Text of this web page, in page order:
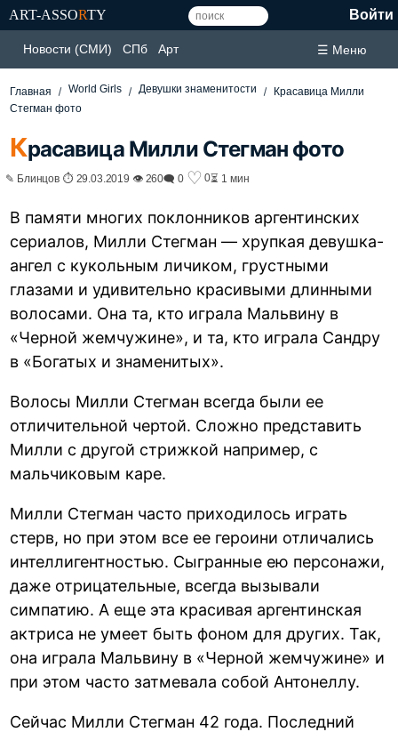
ART-ASSORTY Войти
Новости (СМИ) СПб Арт ☰ Меню
Главная World Girls Девушки знаменитости
Красавица Милли
Стегман фото
Красавица Милли Стегман фото
✎ Блинцов ⏱ 29.03.2019 👁 260🗨 0 ♡ 0⏳ 1 мин
В памяти многих поклонников аргентинских
сериалов, Милли Стегман — хрупкая девушка-
ангел с кукольным личиком, грустными
глазами и удивительно красивыми длинными
волосами. Она та, кто играла Мальвину в
«Черной жемчужине», и та, кто играла Сандру
в «Богатых и знаменитых».
Волосы Милли Стегман всегда были ее
отличительной чертой. Сложно представить
Милли с другой стрижкой например, с
мальчиковым каре.
Милли Стегман часто приходилось играть
стерв, но при этом все ее героини отличались
интеллигентностью. Сыгранные ею персонажи,
даже отрицательные, всегда вызывали
симпатию. А еще эта красивая аргентинская
актриса не умеет быть фоном для других. Так,
она играла Мальвину в «Черной жемчужине» и
при этом часто затмевала собой Антонеллу.
Сейчас Милли Стегман 42 года. Последний